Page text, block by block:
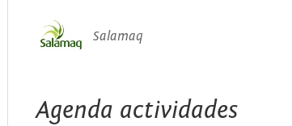
Salamaq
Agenda actividades